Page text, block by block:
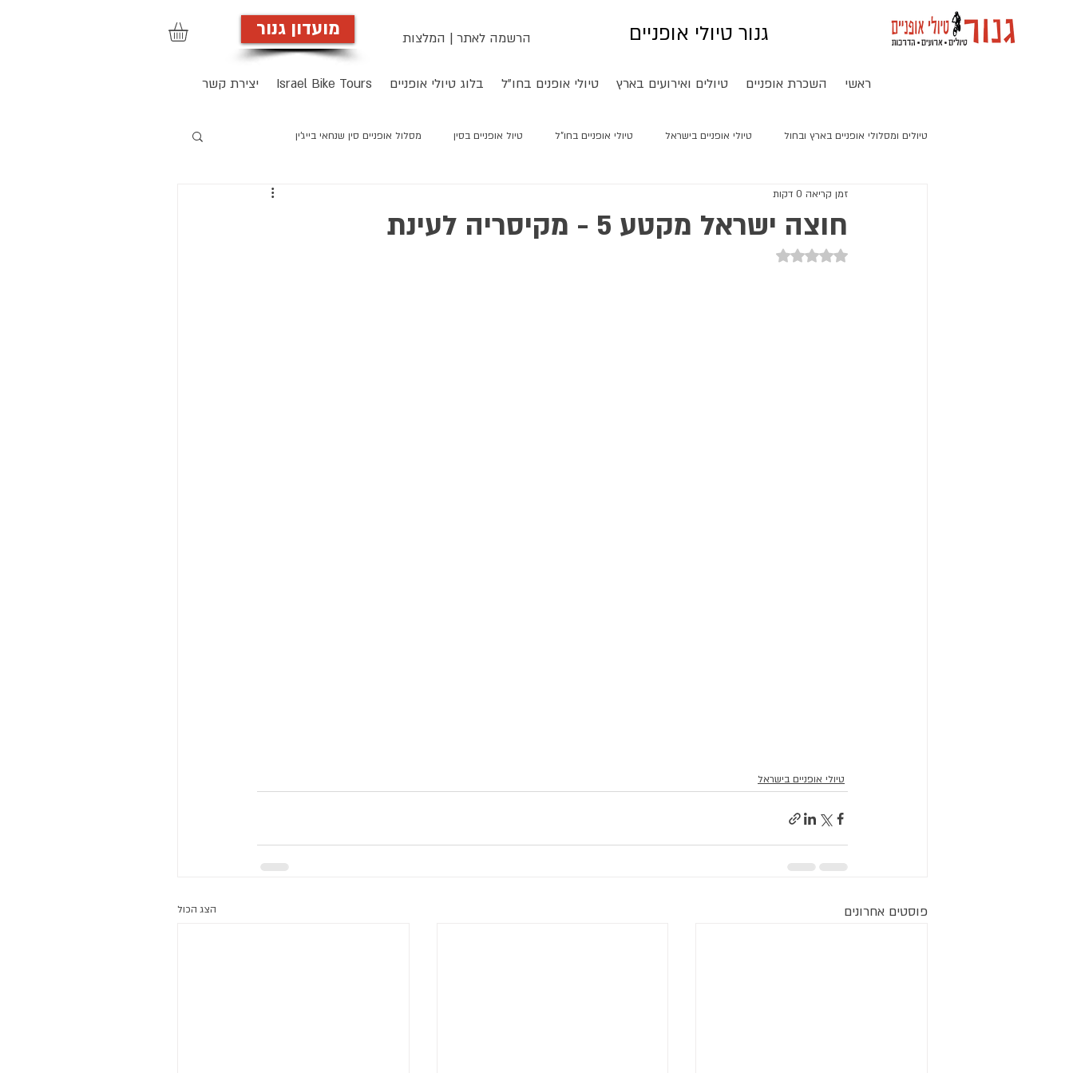
מועדון גנור הרשמה לאתר | המלצות גנור טיולי אופניים
ראשי השכרת אופניים טיולים ואירועים בארץ טיולי אופנים בחו"ל בלוג טיולי אופניים Israel Bike Tours יצירת קשר
טיולים ומסלולי אופניים בארץ ובחול טיולי אופניים בישראל טיולי אופניים בחו"ל טיול אופניים בסין מסלול אופניים סין שנחאי בייג'ין
טיול אופניים חשמליים בסין
חוצה ישראל מקטע 5 - מקיסריה לעינת
זמן קריאה 0 דקות
דירוג של NaN מתוך 5 כוכבים
טיולי אופניים בישראל
פוסטים אחרונים הצג הכול